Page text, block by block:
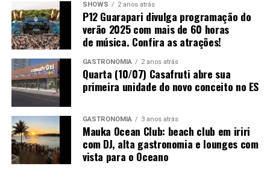
SHOWS 2 anos atrás
P12 Guarapari divulga programação do
verão 2025 com mais de 60 horas
de música. Confira as atrações!
GASTRONOMIA 2 anos atrás
Quarta (10/07) Casafruti abre sua
primeira unidade do novo conceito no ES
GASTRONOMIA 3 anos atrás
Mauka Ocean Club: beach club em iriri
com DJ, alta gastronomia e lounges com
vista para o Oceano